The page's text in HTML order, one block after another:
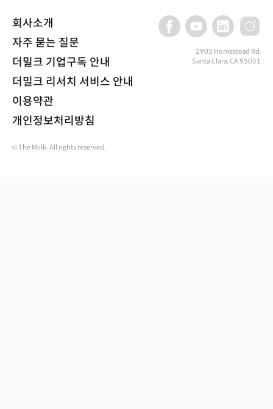
회사소개
자주 묻는 질문
더밀크 기업구독 안내
더밀크 리서치 서비스 안내
이용약관
개인정보처리방침
2905 Homestead Rd,
Santa Clara, CA 95051
© The Miilk. All rights reserved.